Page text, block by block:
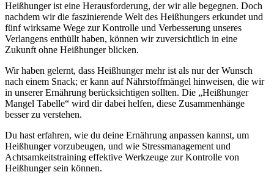
Heißhunger ist eine Herausforderung, der wir alle begegnen. Doch
nachdem wir die faszinierende Welt des Heißhungers erkundet und
fünf wirksame Wege zur Kontrolle und Verbesserung unseres
Verlangens enthüllt haben, können wir zuversichtlich in eine
Zukunft ohne Heißhunger blicken.
Wir haben gelernt, dass Heißhunger mehr ist als nur der Wunsch
nach einem Snack; er kann auf Nährstoffmängel hinweisen, die wir
in unserer Ernährung berücksichtigen sollten. Die „Heißhunger
Mangel Tabelle“ wird dir dabei helfen, diese Zusammenhänge
besser zu verstehen.
Du hast erfahren, wie du deine Ernährung anpassen kannst, um
Heißhunger vorzubeugen, und wie Stressmanagement und
Achtsamkeitstraining effektive Werkzeuge zur Kontrolle von
Heißhunger sein können.